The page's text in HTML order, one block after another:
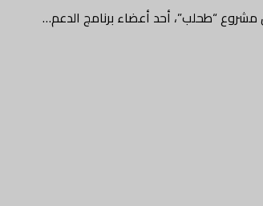
“طحلب”، أحد أعضاء برنامج الدعم…